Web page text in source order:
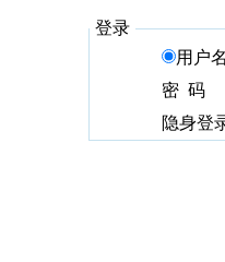
登录
用户名
密 码
隐身登